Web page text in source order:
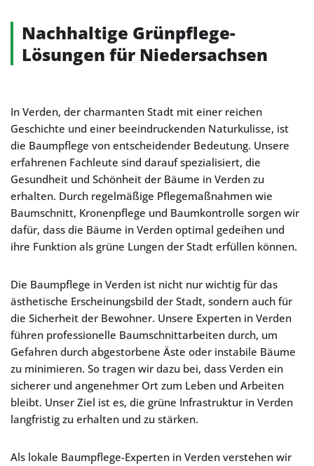
Nachhaltige Grünpflege-
Lösungen für Niedersachsen
In Verden, der charmanten Stadt mit einer reichen
Geschichte und einer beeindruckenden Naturkulisse, ist
die Baumpflege von entscheidender Bedeutung. Unsere
erfahrenen Fachleute sind darauf spezialisiert, die
Gesundheit und Schönheit der Bäume in Verden zu
erhalten. Durch regelmäßige Pflegemaßnahmen wie
Baumschnitt, Kronenpflege und Baumkontrolle sorgen wir
dafür, dass die Bäume in Verden optimal gedeihen und
ihre Funktion als grüne Lungen der Stadt erfüllen können.
Die Baumpflege in Verden ist nicht nur wichtig für das
ästhetische Erscheinungsbild der Stadt, sondern auch für
die Sicherheit der Bewohner. Unsere Experten in Verden
führen professionelle Baumschnittarbeiten durch, um
Gefahren durch abgestorbene Äste oder instabile Bäume
zu minimieren. So tragen wir dazu bei, dass Verden ein
sicherer und angenehmer Ort zum Leben und Arbeiten
bleibt. Unser Ziel ist es, die grüne Infrastruktur in Verden
langfristig zu erhalten und zu stärken.
Als lokale Baumpflege-Experten in Verden verstehen wir